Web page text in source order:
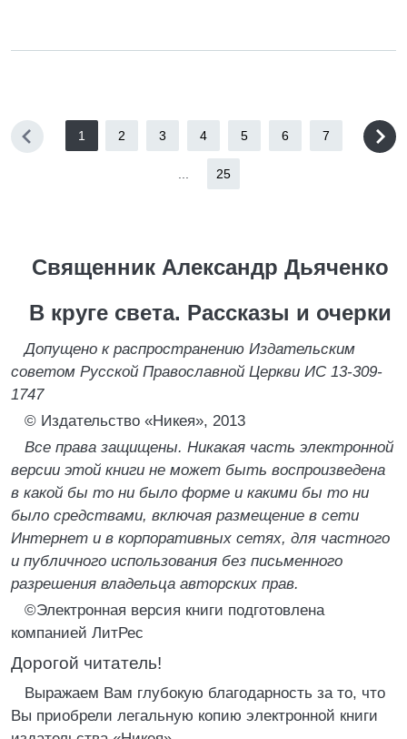
1 2 3 4 5 6 7
25
Священник Александр Дьяченко
В круге света. Рассказы и очерки
Допущено к распространению Издательским
советом Русской Православной Церкви ИС 13-309-
1747
© Издательство «Никея», 2013
Все права защищены. Никакая часть электронной
версии этой книги не может быть воспроизведена
в какой бы то ни было форме и какими бы то ни
было средствами, включая размещение в сети
Интернет и в корпоративных сетях, для частного
и публичного использования без письменного
разрешения владельца авторских прав.
©Электронная версия книги подготовлена
компанией ЛитРес
Дорогой читатель!
Выражаем Вам глубокую благодарность за то, что
Вы приобрели легальную копию электронной книги